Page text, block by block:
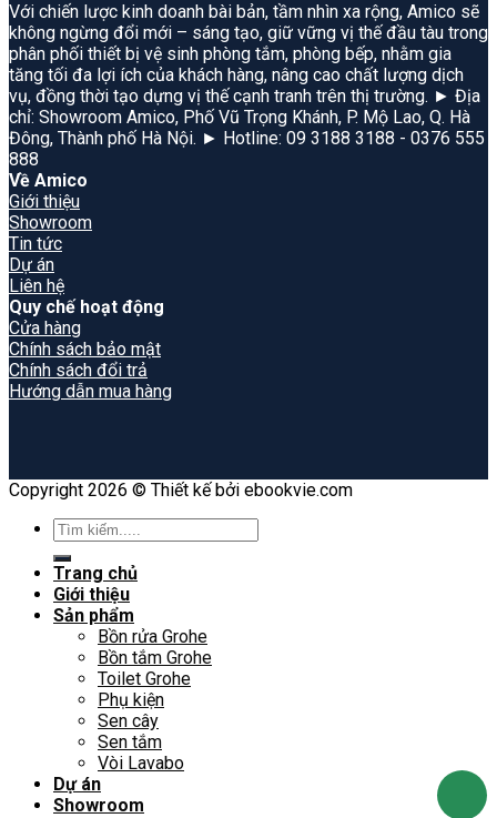
Với chiến lược kinh doanh bài bản, tầm nhìn xa rộng, Amico sẽ
không ngừng đổi mới – sáng tạo, giữ vững vị thế đầu tàu trong
phân phối thiết bị vệ sinh phòng tắm, phòng bếp, nhằm gia
tăng tối đa lợi ích của khách hàng, nâng cao chất lượng dịch
vụ, đồng thời tạo dựng vị thế cạnh tranh trên thị trường. ► Địa
chỉ: Showroom Amico, Phố Vũ Trọng Khánh, P. Mộ Lao, Q. Hà
Đông, Thành phố Hà Nội. ► Hotline: 09 3188 3188 - 0376 555
888
Về Amico
Giới thiệu
Showroom
Tin tức
Dự án
Liên hệ
Quy chế hoạt động
Cửa hàng
Chính sách bảo mật
Chính sách đổi trả
Hướng dẫn mua hàng
Copyright 2026 © Thiết kế bởi ebookvie.com
Search
for:
Trang chủ
Giới thiệu
Sản phẩm
Bồn rửa Grohe
Bồn tắm Grohe
Toilet Grohe
Phụ kiện
Sen cây
Sen tắm
Vòi Lavabo
Dự án
Showroom